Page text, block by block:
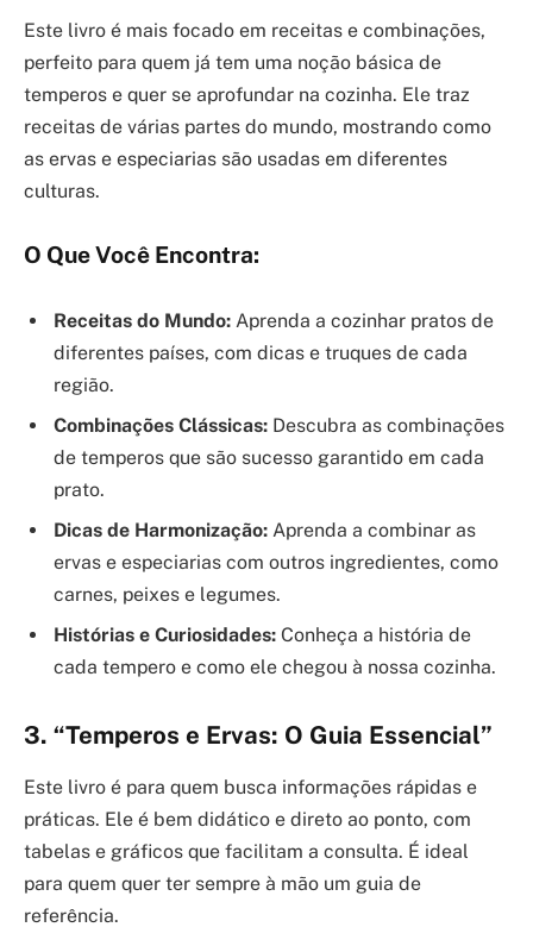
Este livro é mais focado em receitas e combinações,
perfeito para quem já tem uma noção básica de
temperos e quer se aprofundar na cozinha. Ele traz
receitas de várias partes do mundo, mostrando como
as ervas e especiarias são usadas em diferentes
culturas.
O Que Você Encontra:
Receitas do Mundo: Aprenda a cozinhar pratos de
diferentes países, com dicas e truques de cada
região.
Combinações Clássicas: Descubra as combinações
de temperos que são sucesso garantido em cada
prato.
Dicas de Harmonização: Aprenda a combinar as
ervas e especiarias com outros ingredientes, como
carnes, peixes e legumes.
Histórias e Curiosidades: Conheça a história de
cada tempero e como ele chegou à nossa cozinha.
3. “Temperos e Ervas: O Guia Essencial”
Este livro é para quem busca informações rápidas e
práticas. Ele é bem didático e direto ao ponto, com
tabelas e gráficos que facilitam a consulta. É ideal
para quem quer ter sempre à mão um guia de
referência.